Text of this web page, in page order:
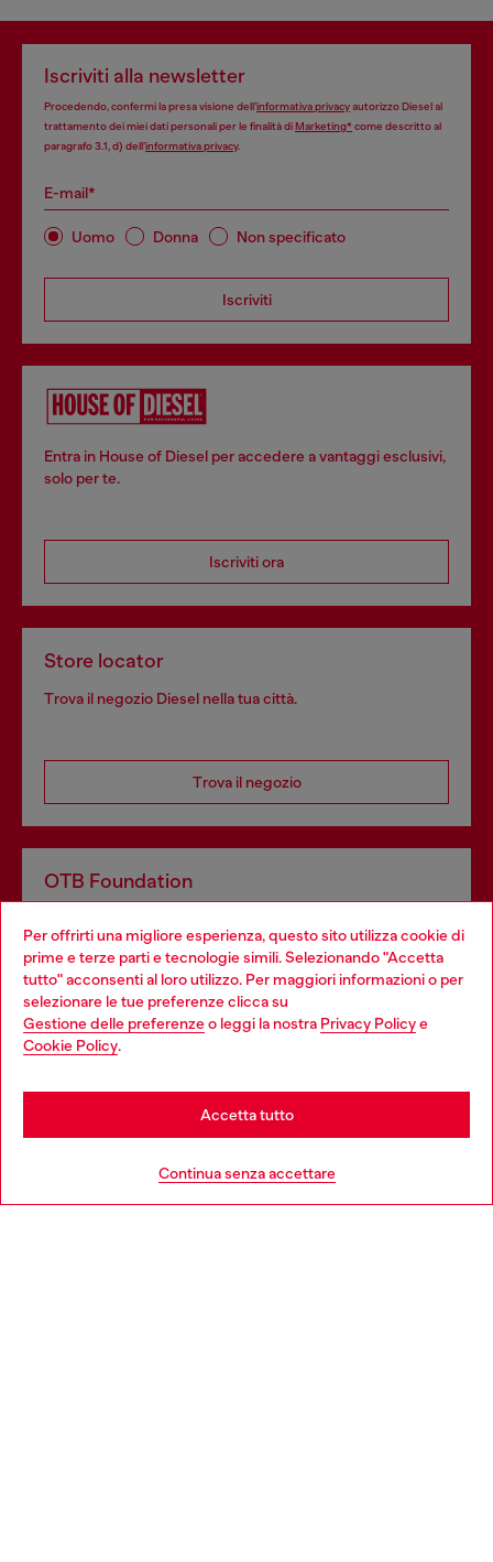
Per offrirti una migliore esperienza, questo sito utilizza cookie di
prime e terze parti e tecnologie simili. Selezionando "Accetta
tutto" acconsenti al loro utilizzo. Per maggiori informazioni o per
selezionare le tue preferenze clicca su
Gestione delle preferenzeo leggi la nostra Privacy Policye
Cookie Policy.
Continua senza accettare
Accetta tutto
Iscriviti alla newsletter
Procedendo, confermi la presa visione dell’informativa privacyautorizzo Diesel al
trattamento dei miei dati personali per le finalità diMarketing*come descritto al
paragrafo 3.1, d) dell’informativa privacy.
E-mail*
Uomo Donna Non specificato
Iscriviti
Entra in House of Diesel per accedere a vantaggi esclusivi,
solo per te.
Iscriviti ora
Store locator
Trova il negozio Diesel nella tua città.
Trova il negozio
OTB Foundation
profit del gruppo OTB che sostiene progetti concreti per
giovani, donne, inclusione ed emergenze in tutto il mondo.
Choose your location
You are currently browsing Italia website, but it seems you may
be based in United States